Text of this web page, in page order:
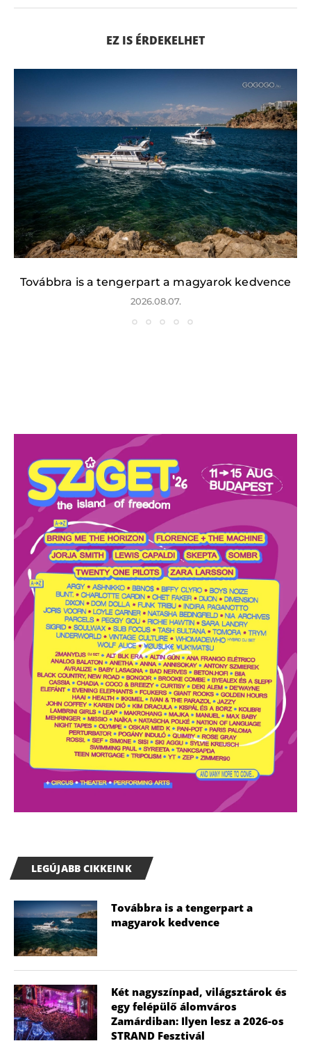
EZ IS ÉRDEKELHET
Továbbra is a tengerpart a magyarok kedvence
2026.08.07.
LEGÚJABB CIKKEINK
Továbbra is a tengerpart a
magyarok kedvence
Két nagyszínpad, világsztárok és
egy felépülő álomváros
Zamárdiban: Ilyen lesz a 2026-os
STRAND Fesztivál